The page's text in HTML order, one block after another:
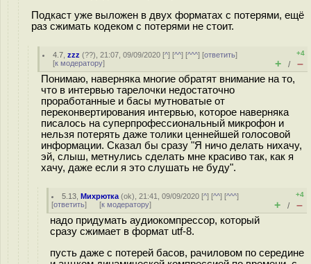
Подкаст уже выложен в двух форматах с потерями, ещё
раз сжимать кодеком с потерями не стоит.
4.7 ,zzz (??), 21:07, 09/09/2020 [^] [^^] [^^^] [ответить]
[к модератору]
+4
+ / –
Понимаю, наверняка многие обратят внимание на то,
что в интервью тарелочки недостаточно
проработанные и басы мутноватые от
переконвертирования интервью, которое наверняка
писалось на суперпрофессиональный микрофон и
нельзя потерять даже толики ценнейшей голосовой
информации. Сказал бы сразу "Я ничо делать нихачу,
эй, слыш, метнулись сделать мне красиво так, как я
хачу, даже если я это слушать не буду".
5.13 ,Михрютка (ok), 21:41, 09/09/2020 [^] [^^] [^^^]
[ответить] [к модератору]
+4
+ / –
надо придумать аудиокомпрессор, который
сразу сжимает в формат utf-8.
пусть даже с потерей басов, рачиловом по середине